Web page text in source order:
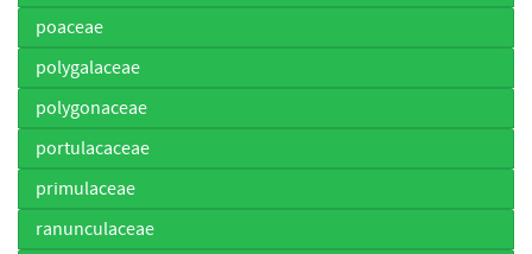
poaceae
polygalaceae
polygonaceae
portulacaceae
primulaceae
ranunculaceae